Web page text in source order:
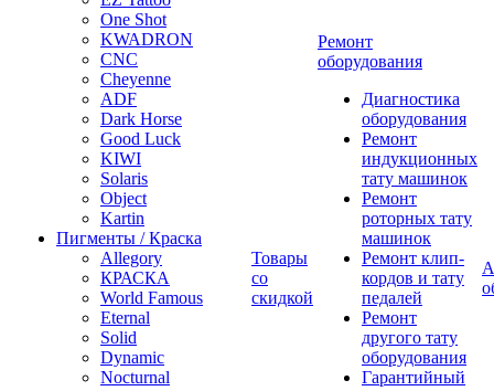
One Shot
KWADRON
CNC
Cheyenne
ADF
Dark Horse
Good Luck
KIWI
Solaris
Object
Kartin
Пигменты / Краска
Allegory
КРАСКА
World Famous
Eternal
Solid
Dynamic
Nocturnal
Товары
со
скидкой
Ремонт
оборудования
Диагностика
оборудования
Ремонт
индукционных
тату машинок
Ремонт
роторных тату
машинок
Ремонт клип-
кордов и тату
педалей
Ремонт
другого тату
оборудования
Гарантийный